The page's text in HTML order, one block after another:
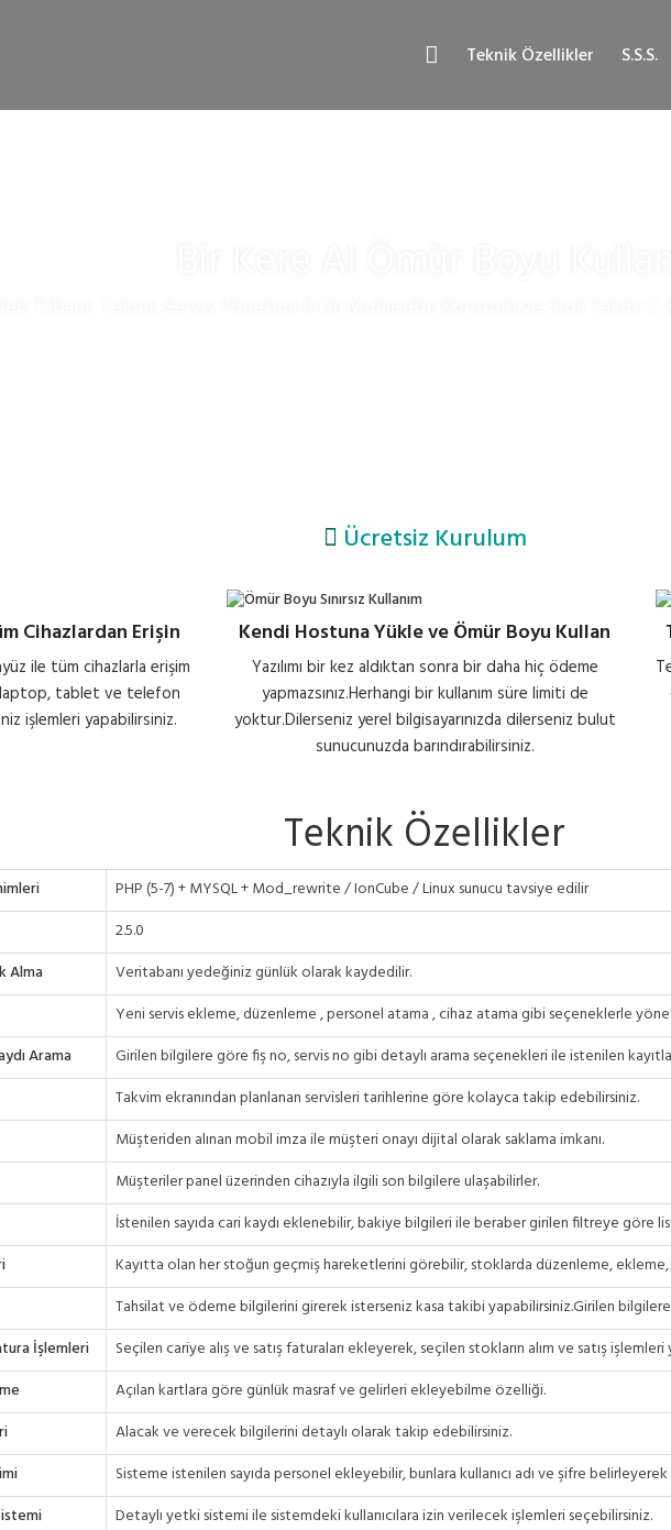
Teknik Özellikler S.S.S.
Ücretsiz Kurulum
Cihazlardan Erişin
ile tüm cihazlarla erişim
laptop, tablet ve telefon
işlemleri yapabilirsiniz.
Kendi Hostuna Yükle ve Ömür Boyu Kullan
Yazılımı bir kez aldıktan sonra bir daha hiç ödeme
yapmazsınız.Herhangi bir kullanım süre limiti de
yoktur.Dilerseniz yerel bilgisayarınızda dilerseniz bulut
sunucunuzda barındırabilirsiniz.
Teknik Özellikler
PHP (5-7) + MYSQL + Mod_rewrite / IonCube / Linux sunucu tavsiye edilir
2.5.0
Alma
Veritabanı yedeğiniz günlük olarak kaydedilir.
Yeni servis ekleme, düzenleme , personel atama , cihaz atama gibi seçeneklerle
Arama
Girilen bilgilere göre fiş no, servis no gibi detaylı arama seçenekleri ile istenilen
Takvim ekranından planlanan servisleri tarihlerine göre kolayca takip edebilirsiniz.
Müşteriden alınan mobil imza ile müşteri onayı dijital olarak saklama imkanı.
Müşteriler panel üzerinden cihazıyla ilgili son bilgilere ulaşabilirler.
İstenilen sayıda cari kaydı eklenebilir, bakiye bilgileri ile beraber girilen filtreye göre
Kayıtta olan her stoğun geçmiş hareketlerini görebilir, stoklarda düzenleme,
Tahsilat ve ödeme bilgilerini girerek isterseniz kasa takibi yapabilirsiniz.Girilen
İşlemleri
Seçilen cariye alış ve satış faturaları ekleyerek, seçilen stokların alım ve satış işlemleri
Açılan kartlara göre günlük masraf ve gelirleri ekleyebilme özelliği.
Alacak ve verecek bilgilerini detaylı olarak takip edebilirsiniz.
Sisteme istenilen sayıda personel ekleyebilir, bunlara kullanıcı adı ve şifre
Detaylı yetki sistemi ile sistemdeki kullanıcılara izin verilecek işlemleri seçebilirsiniz.